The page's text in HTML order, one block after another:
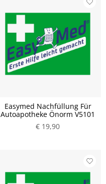
Easymed Nachfüllung Für
Autoapotheke Önorm V5101
€ 19,90